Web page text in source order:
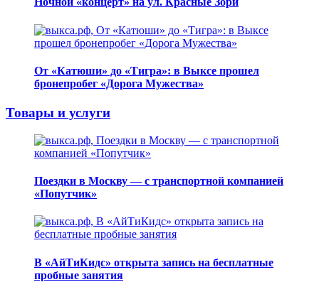
От «Катюши» до «Тигра»: в Выксе прошел
бронепробег «Дорога Мужества»
Товары и услуги
Поездки в Москву — с транспортной компанией
«Попутчик»
В «АйТиКидс» открыта запись на бесплатные
пробные занятия